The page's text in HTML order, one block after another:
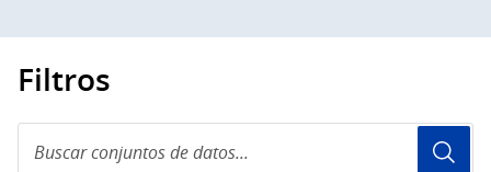
Filtros
conjuntos